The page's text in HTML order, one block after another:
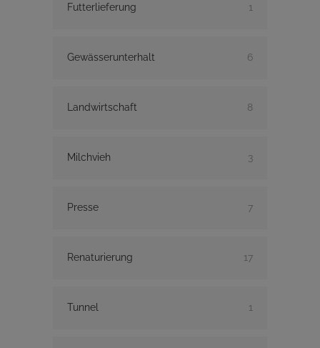
Futterlieferung 1
Gewässerunterhalt 6
Landwirtschaft 8
Milchvieh 3
Presse 7
Renaturierung 17
Tunnel 1